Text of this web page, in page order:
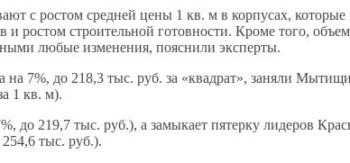
с ростом средней цены 1 кв. м в корпусах, которые
ростом строительной готовности. Кроме того,
любые изменения, пояснили эксперты.
на 7%, до 218,3 тыс. руб. за «квадрат», заняли
1 кв. м).
до 219,7 тыс. руб.), а замыкает пятерку лидеров
тыс. руб.).